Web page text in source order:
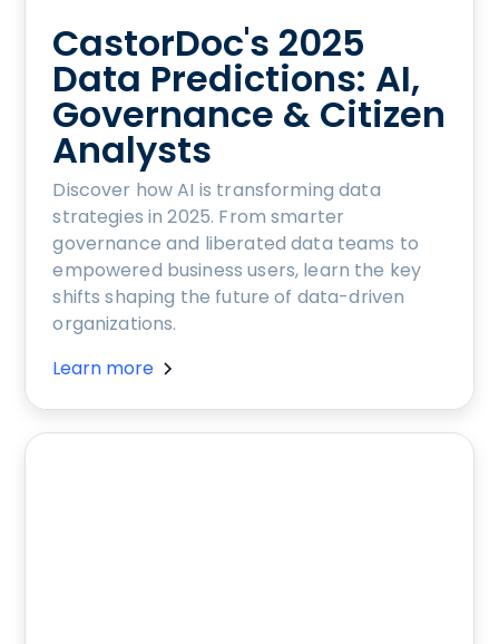
CastorDoc's 2025
Data Predictions: AI,
Governance & Citizen
Analysts
Discover how AI is transforming data
strategies in 2025. From smarter
governance and liberated data teams to
empowered business users, learn the key
shifts shaping the future of data-driven
organizations.
Learn more